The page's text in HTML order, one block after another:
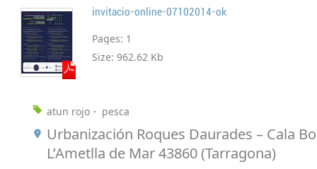
invitacio-online-07102014-ok
Pages: 1
Size: 962.62 Kb
atun rojo pesca
Urbanización Roques Daurades – Cala
L’Ametlla de Mar 43860 (Tarragona)